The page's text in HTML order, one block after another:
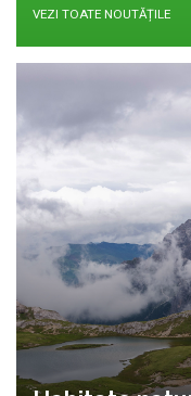
VEZI TOATE NOUTĂȚILE